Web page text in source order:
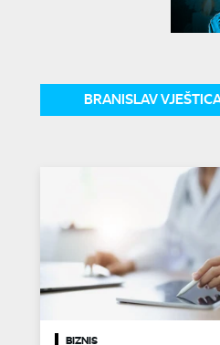
BRANISLAV
BIZNIS